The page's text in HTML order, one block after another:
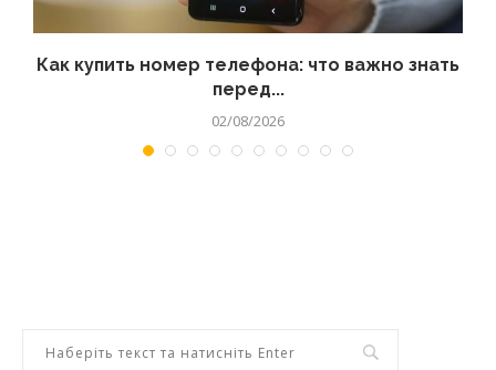
Как купить номер телефона: что важно знать
перед...
02/08/2026